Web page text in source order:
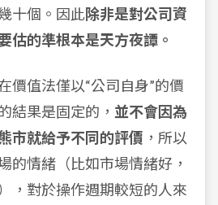
十個。因此除非是對公司資
估的準根本是天方夜譚。
價值法僅以“公司自身”的價
結果是固定的， 並不會因為
市就給予不同的評價 ，所以
的情緒（比如市場情緒好，
，對於操作週期較短的人來